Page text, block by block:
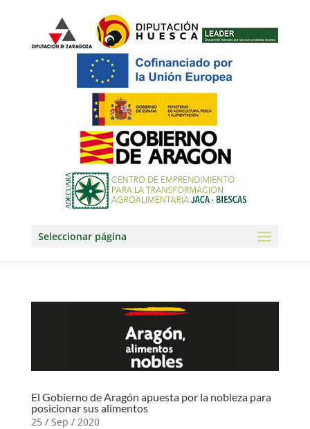
Seleccionar página
El Gobierno de Aragón apuesta por la nobleza para
posicionar sus alimentos
25 / Sep / 2020